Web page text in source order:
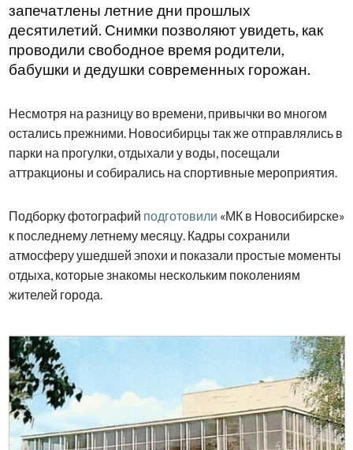
запечатлены летние дни прошлых
десятилетий. Снимки позволяют увидеть, как
проводили свободное время родители,
бабушки и дедушки современных горожан.
Несмотря на разницу во времени, привычки во многом
остались прежними. Новосибирцы так же отправлялись в
парки на прогулки, отдыхали у воды, посещали
аттракционы и собирались на спортивные мероприятия.
Подборку фотографий подготовили «МК в Новосибирске»
к последнему летнему месяцу. Кадры сохранили
атмосферу ушедшей эпохи и показали простые моменты
отдыха, которые знакомы нескольким поколениям
жителей города.